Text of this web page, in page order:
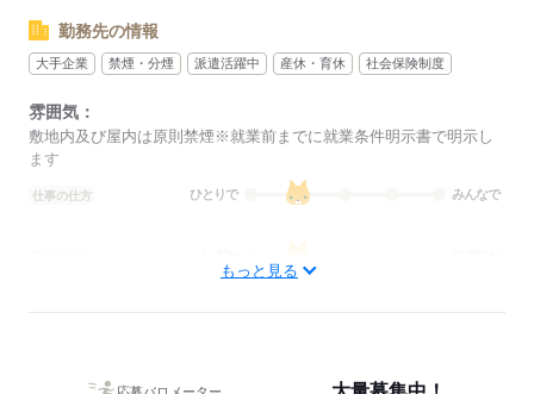
勤務先の情報
大手企業 禁煙・分煙 派遣活躍中 産休・育休 社会保険制度
雰囲気：
敷地内及び屋内は原則禁煙※就業前までに就業条件明示書で明示し
ます
仕事の仕方 ひとりで みんなで
もっと見る